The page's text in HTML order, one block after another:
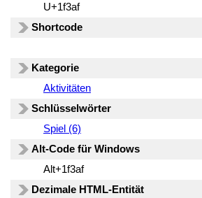
U+1f3af
Shortcode
Kategorie
Aktivitäten
Schlüsselwörter
Spiel (6)
Alt-Code für Windows
Alt+1f3af
Dezimale HTML-Entität